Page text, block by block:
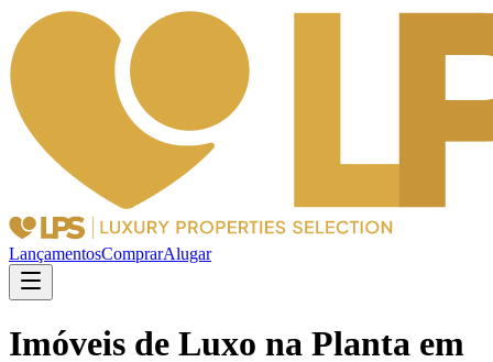
LançamentosComprarAlugar
Imóveis de Luxo na Planta em